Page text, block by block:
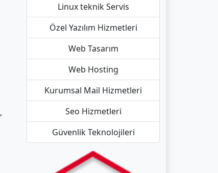
Linux teknik Servis
Özel Yazılım Hizmetleri
Web Tasarım
Web Hosting
Kurumsal Mail Hizmetleri
Seo Hizmetleri
Güvenlik Teknolojileri